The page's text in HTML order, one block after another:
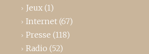
Jeux (1)
Internet (67)
Presse (118)
Radio (52)